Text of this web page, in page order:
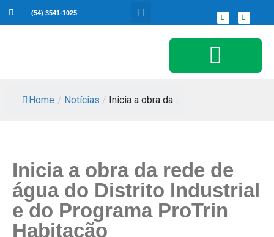
(54) 3541-1025
Home / Notícias / Inicia a obra da...
Inicia a obra da rede de
água do Distrito Industrial
e do Programa ProTrin
Habitação